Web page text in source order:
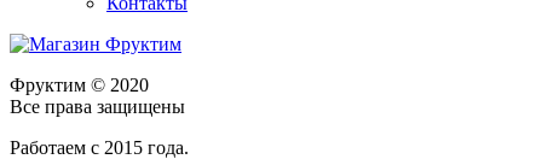
Фруктим © 2020
Все права защищены
Работаем с 2015 года.